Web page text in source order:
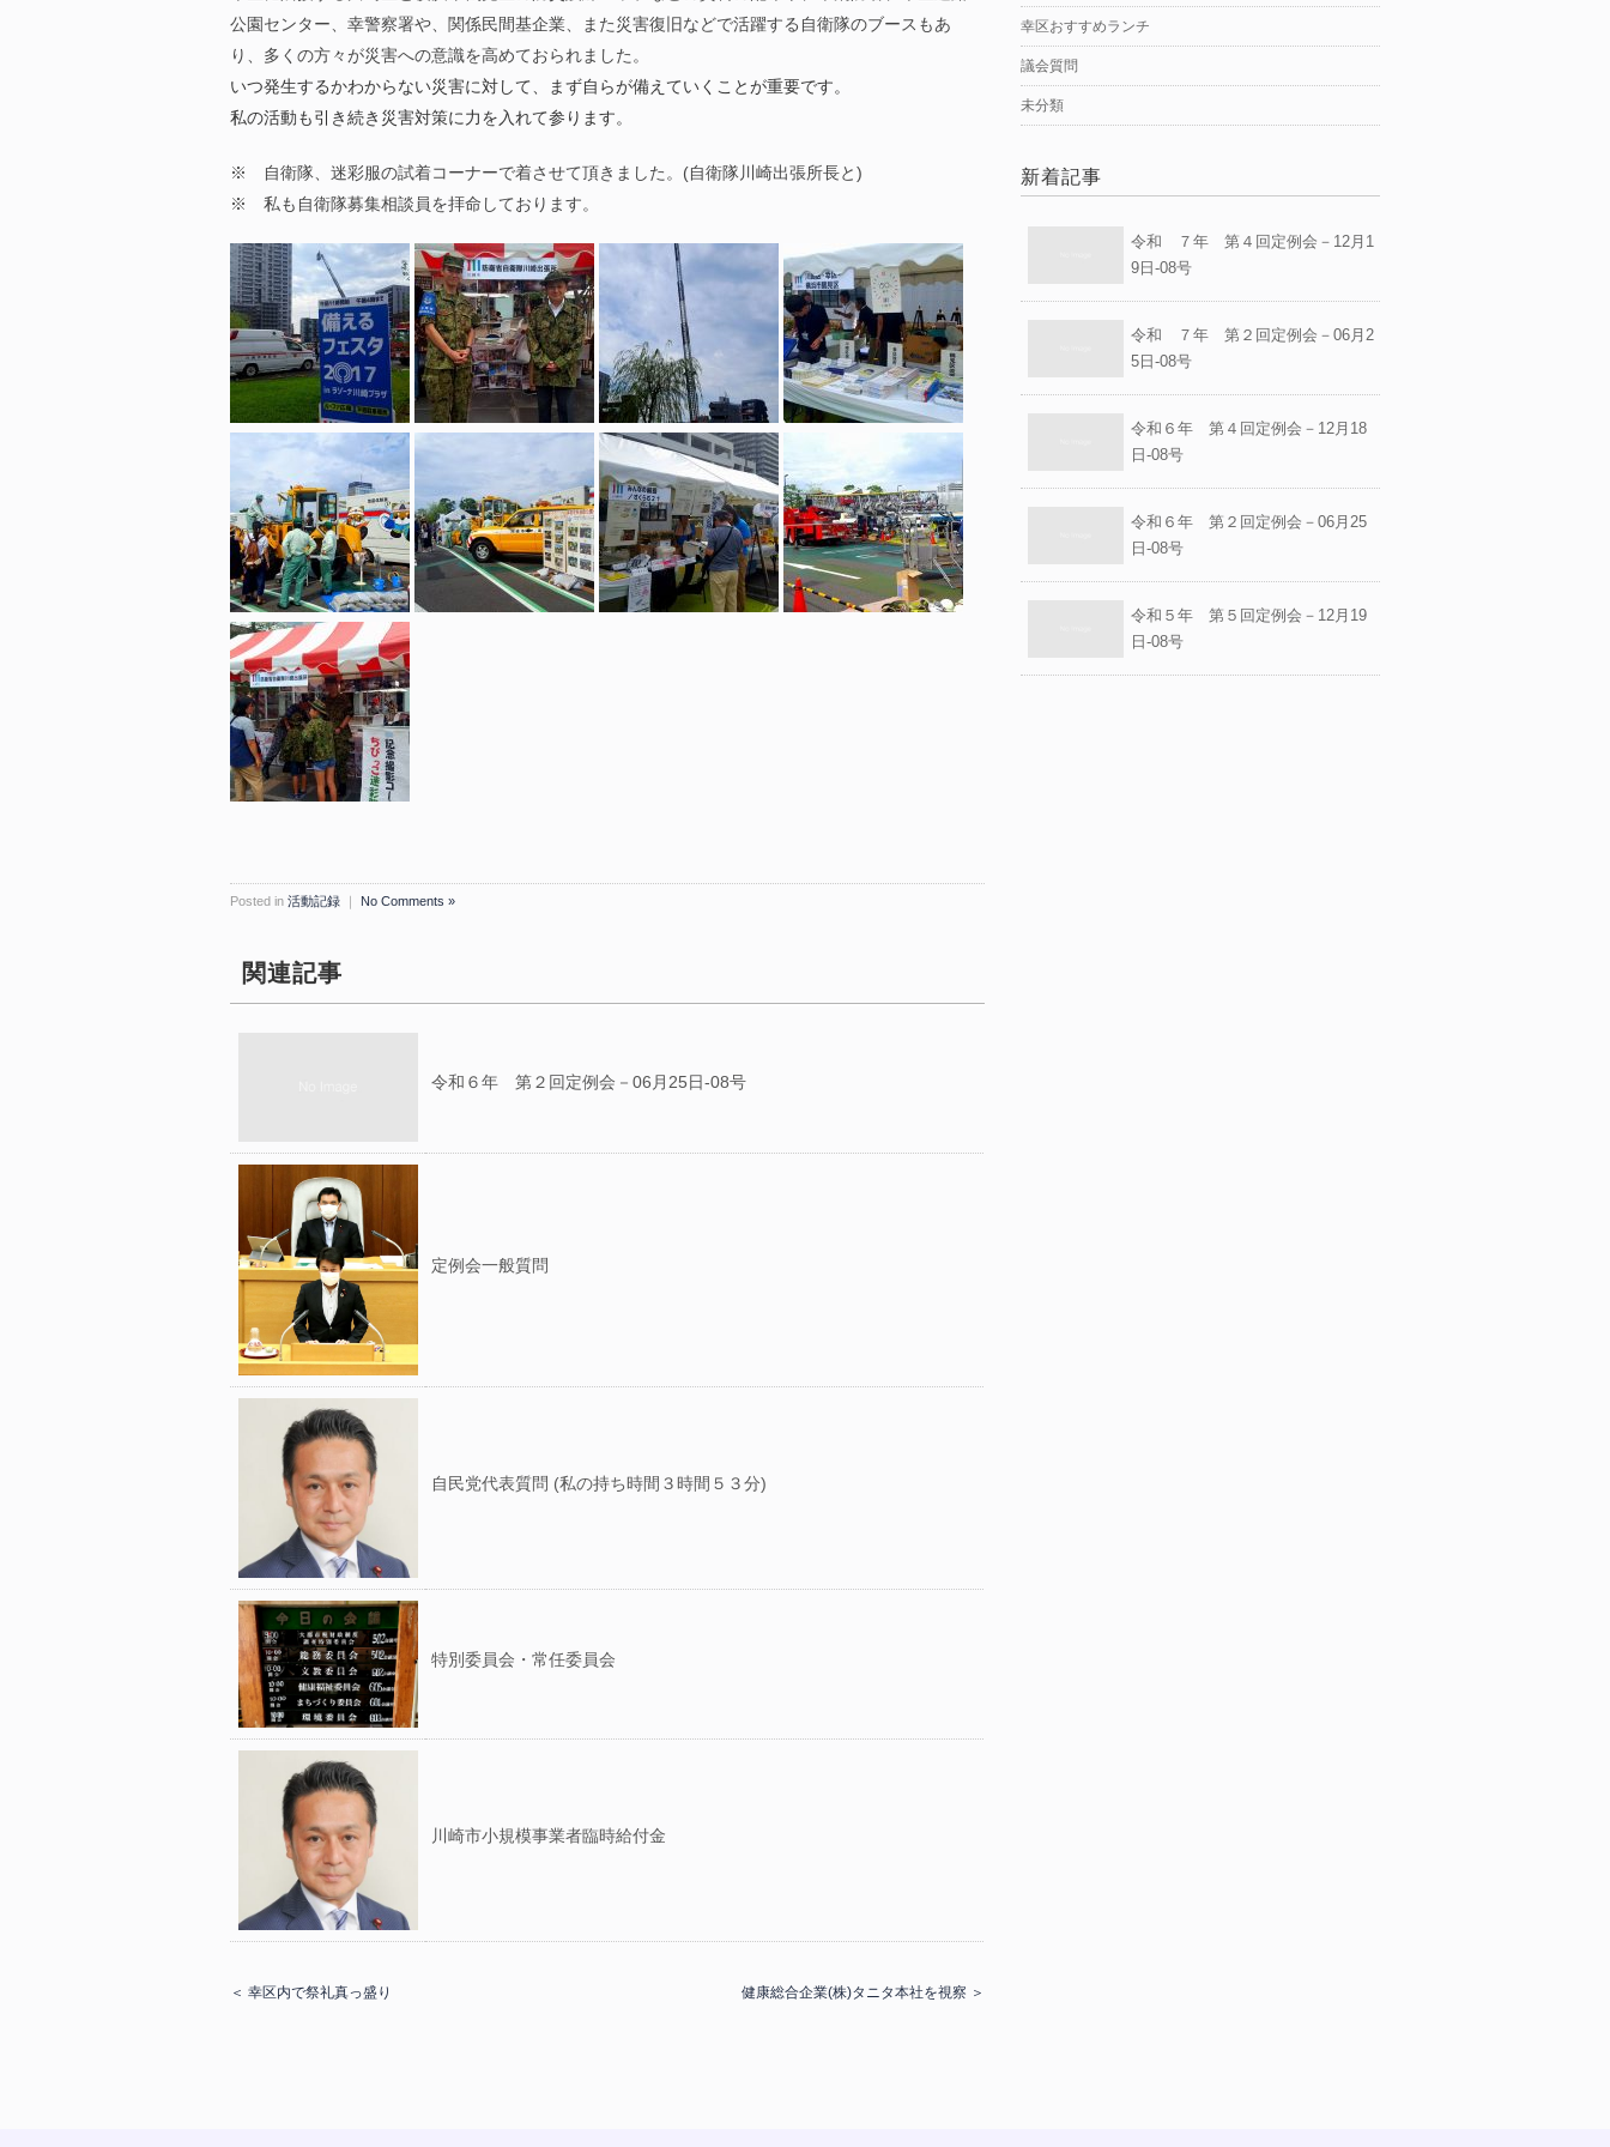
公園センター、幸警察署や、関係民間基企業、また災害復旧などで活躍する自衛隊のブースもあ
り、多くの方々が災害への意識を高めておられました。
いつ発生するかわからない災害に対して、まず自らが備えていくことが重要です。
私の活動も引き続き災害対策に力を入れて参ります。
※ 自衛隊、迷彩服の試着コーナーで着させて頂きました。(自衛隊川崎出張所長と)
※ 私も自衛隊募集相談員を拝命しております。
Posted in 活動記録 ｜ No Comments »
関連記事
令和６年 第２回定例会－06月25日-08号
定例会一般質問
自民党代表質問 (私の持ち時間３時間５３分)
特別委員会・常任委員会
川崎市小規模事業者臨時給付金
＜ 幸区内で祭礼真っ盛り 健康総合企業(株)タニタ本社を視察 ＞
幸区おすすめランチ
議会質問
未分類
新着記事
令和 ７年 第４回定例会－12月1
9日-08号
令和 ７年 第２回定例会－06月2
5日-08号
令和６年 第４回定例会－12月18
日-08号
令和６年 第２回定例会－06月25
日-08号
令和５年 第５回定例会－12月19
日-08号